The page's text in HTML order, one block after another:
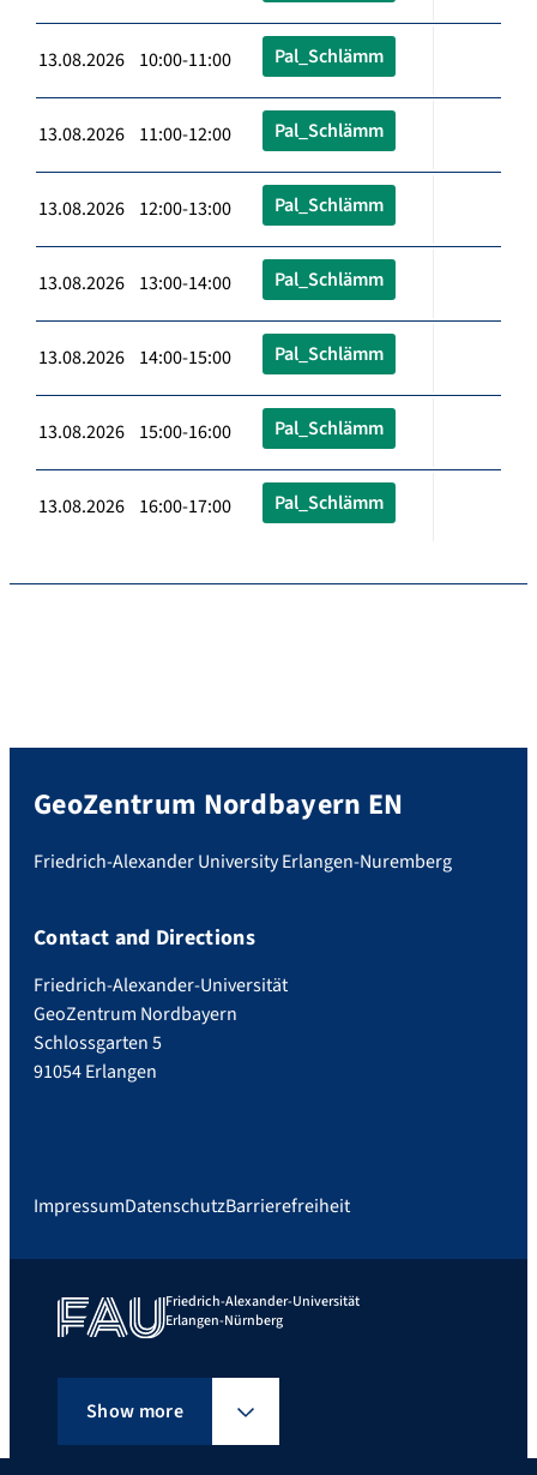
13.08.2026 10:00-11:00 Pal_Schlämm
13.08.2026 11:00-12:00 Pal_Schlämm
13.08.2026 12:00-13:00 Pal_Schlämm
13.08.2026 13:00-14:00 Pal_Schlämm
13.08.2026 14:00-15:00 Pal_Schlämm
13.08.2026 15:00-16:00 Pal_Schlämm
13.08.2026 16:00-17:00 Pal_Schlämm
GeoZentrum Nordbayern EN
Friedrich-Alexander University Erlangen-Nuremberg
Contact and Directions
Friedrich-Alexander-Universität
GeoZentrum Nordbayern
Schlossgarten 5
91054 Erlangen
ImpressumDatenschutzBarrierefreiheit
Friedrich-Alexander-Universität
Erlangen-Nürnberg
Show more